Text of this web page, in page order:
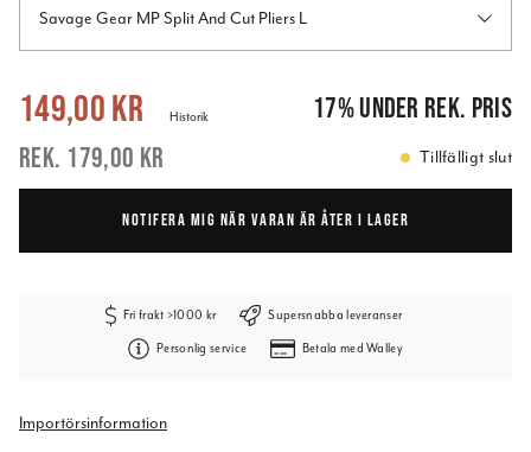
Savage Gear MP Split And Cut Pliers L
Nuvarande pris:149,00 kr 179,00 kr
149,00 kr
179,00 kr
Historik 17%under rek. pris
Tillfälligt slut
NOTIFERA MIG NÄR VARAN ÄR ÅTER I LAGER
Fri frakt >1000 kr Supersnabba leveranser
Personlig service Betala med Walley
Importörsinformation